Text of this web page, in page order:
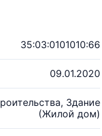
35:03:0101010:66
09.01.2020
Здание
(Жилой дом)